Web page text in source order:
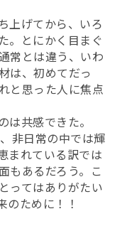
上げてから、いろ
。とにかく目まぐ
常とは違う、いわ
は、初めてだっ
と思った人に焦点
共感できた。
非日常の中では輝
まれている訳では
もあるだろう。こ
ってはありがたい
のために！！